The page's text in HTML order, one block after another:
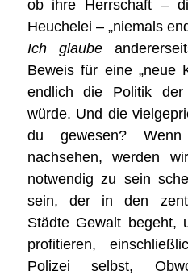
ob ihre Herrschaft –
Heuchelei – „niemals
Ich glaube
Beweis für eine „neue
endlich die Politik der
würde. Und die
du gewesen?
nachsehen, werden
notwendig zu sein
sein, der in den
Städte Gewalt begeht,
profitieren,
Polizei selbst,